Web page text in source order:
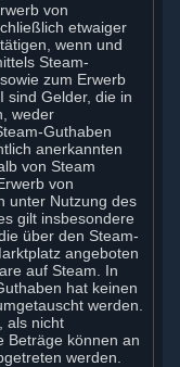
von
etwaiger
wenn und
Steam-
zum Erwerb
sind Gelder, die in
weder
Guthaben
anerkannten
von Steam
von
unter Nutzung des
gilt insbesondere
über den Steam-
angeboten
auf Steam. In
hat keinen
werden.
als nicht
Beträge können an
werden.